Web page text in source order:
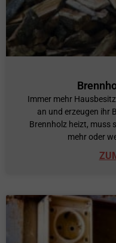
Immer mehr
an und erzeugen ihr
Brennholz heizt, muss
mehr oder